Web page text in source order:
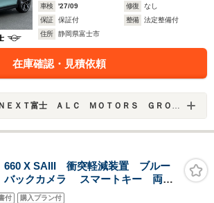
車検
'27/09 修復
なし
保証
保証付 整備
法定整備付
住所
静岡県富士市
在庫確認・見積依頼
ＸＴ富士 ＡＬＣ ＭＯＴＯＲＳ ＧＲＯＵＰ
660 X SAIII 衝突軽減装置 ブルー
バックカメラ スマートキー 両側
東仕入
付 購入プラン付